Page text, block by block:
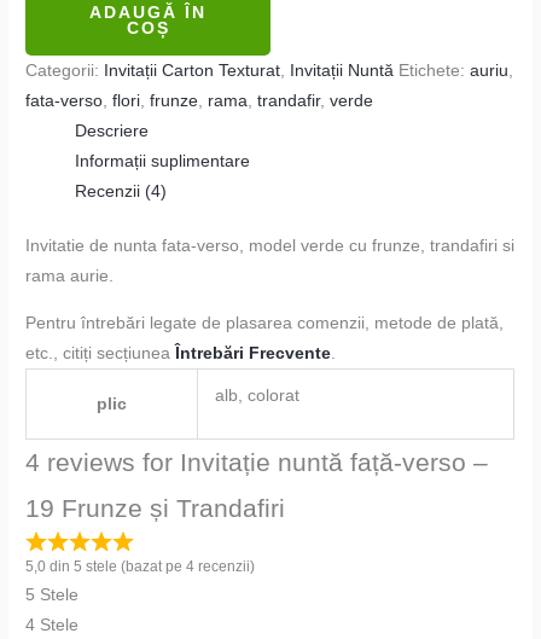
ADAUGĂ ÎN
COȘ
Categorii: Invitații Carton Texturat Invitații Nuntă Etichete:auriu
fata-verso ,flori ,frunze rama ,trandafir,verde
Descriere
Informații suplimentare
Recenzii (4)
Invitatie de nunta fata-verso, model verde cu frunze, trandafiri si
rama aurie.
Pentru întrebări legate de plasarea comenzii, metode de plată,
etc., citiți secțiunea
Întrebări Frecvente
plic alb, colorat
4 reviews for Invitație nuntă față-verso –
19 Frunze și Trandafiri
5,0 din 5 stele (bazat pe 4 recenzii)
5 Stele
4 Stele